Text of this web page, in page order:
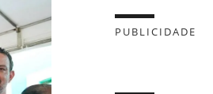
PUBLICIDADE